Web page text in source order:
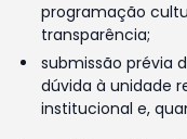
programação
transparência;
submissão prévia
dúvida à unidade
institucional e,